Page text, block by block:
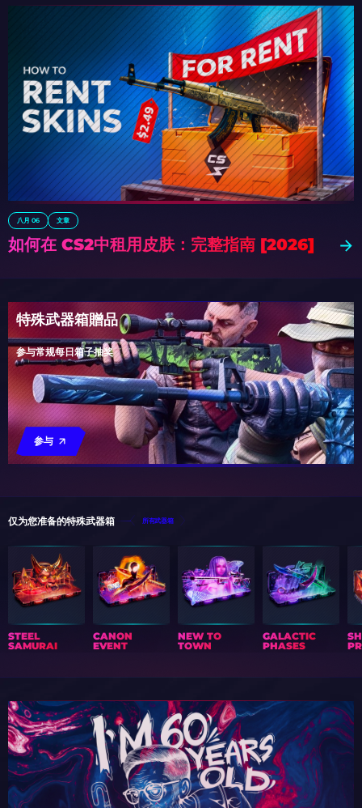
八月 06 文章
如何在 CS2中租用皮肤：完整指南 [2026]
特殊武器箱贈品
参与常规每日箱子抽奖
参与
仅为您准备的特殊武器箱 所有武器箱
STEEL
SAMURAI
CANON
EVENT
NEW TO
TOWN
GALACTIC
PHASES